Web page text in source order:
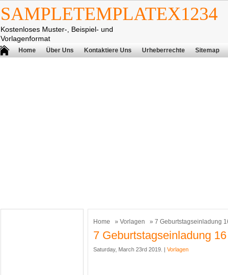
SAMPLETEMPLATEX1234
Kostenloses Muster-, Beispiel- und
Vorlagenformat
Home Über Uns Kontaktiere Uns Urheberrechte Sitemap
Home » Vorlagen » 7 Geburtstagseinladung
7 Geburtstagseinladung
Saturday, March 23rd 2019. | Vorlagen